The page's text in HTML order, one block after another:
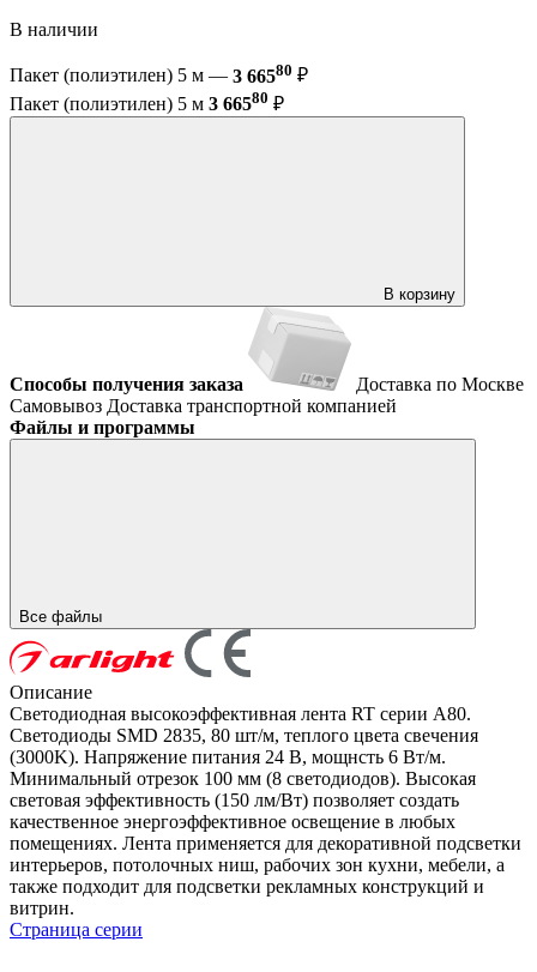
В наличии
Пакет (полиэтилен) 5 м — 3 66580 ₽
Пакет (полиэтилен) 5 м 3 66580 ₽
В корзину
Способы получения заказа
Доставка по Москве
Самовывоз Доставка транспортной компанией
Файлы и программы
Все файлы
Описание
Светодиодная высокоэффективная лента RT серии A80.
Светодиоды SMD 2835, 80 шт/м, теплого цвета свечения
(3000K). Напряжение питания 24 В, мощнсть 6 Вт/м.
Минимальный отрезок 100 мм (8 светодиодов). Высокая
световая эффективность (150 лм/Вт) позволяет создать
качественное энергоэффективное освещение в любых
помещениях. Лента применяется для декоративной подсветки
интерьеров, потолочных ниш, рабочих зон кухни, мебели, а
также подходит для подсветки рекламных конструкций и
витрин.
Страница серии